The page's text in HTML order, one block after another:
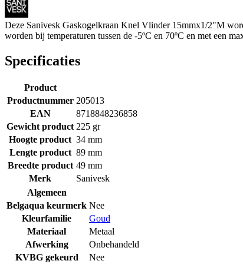
Deze Sanivesk Gaskogelkraan Knel Vlinder 15mmx1/2"M
worden bij temperaturen tussen de -5ºC en 70ºC en met een
Specificaties
Product
Productnummer 205013
EAN
8718848236858
Gewicht product 225 gr
Hoogte product 34 mm
Lengte product 89 mm
Breedte product 49 mm
Merk
Sanivesk
Algemeen
Belgaqua keurmerk Nee
Kleurfamilie
Goud
Materiaal
Metaal
Afwerking
Onbehandeld
KVBG gekeurd
Nee